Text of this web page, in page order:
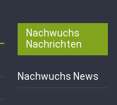
Nachwuchs
Nachrichten
Nachwuchs News